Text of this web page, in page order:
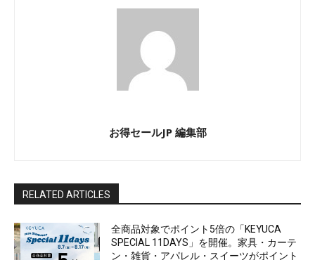
お得セールJP 編集部
RELATED ARTICLES
全商品対象でポイント5倍の「KEYUCA
SPECIAL 11DAYS」を開催。家具・カーテ
ン・雑貨・アパレル・スイーツがポイント